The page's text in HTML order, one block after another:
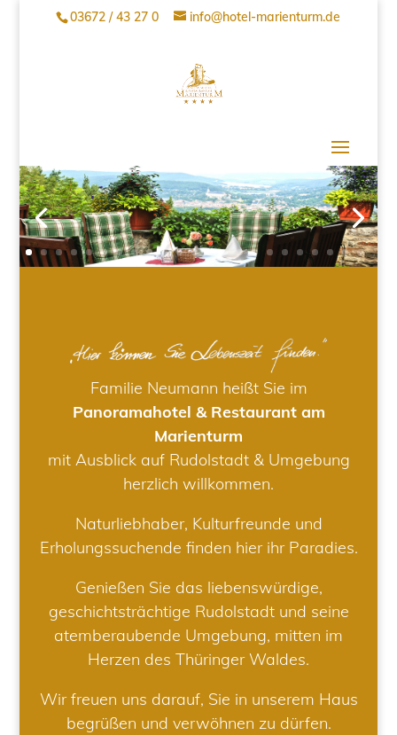
03672 / 43 27 0 info@hotel-marienturm.de
Familie Neumann heißt Sie im
Panoramahotel & Restaurant am
Marienturm
mit Ausblick auf Rudolstadt & Umgebung
herzlich willkommen.
Naturliebhaber, Kulturfreunde und
Erholungssuchende finden hier ihr Paradies.
Genießen Sie das liebenswürdige,
geschichtsträchtige Rudolstadt und seine
atemberaubende Umgebung, mitten im
Herzen des Thüringer Waldes.
Wir freuen uns darauf, Sie in unserem Haus
begrüßen und verwöhnen zu dürfen.